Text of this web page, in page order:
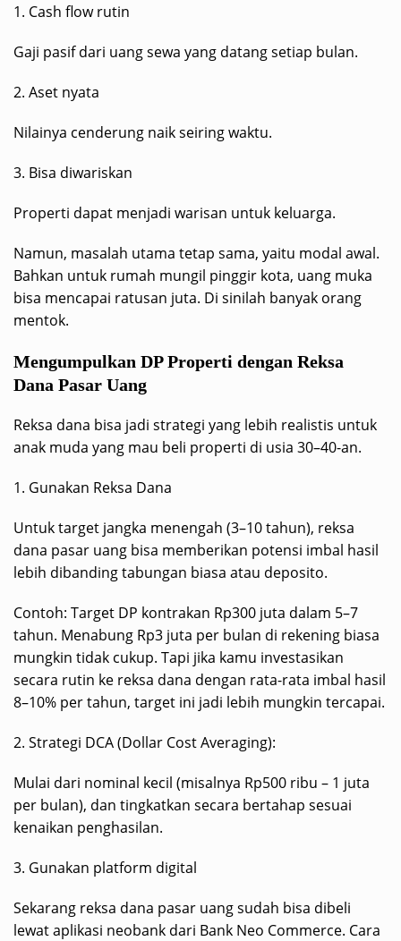
1. Cash flow rutin
Gaji pasif dari uang sewa yang datang setiap bulan.
2. Aset nyata
Nilainya cenderung naik seiring waktu.
3. Bisa diwariskan
Properti dapat menjadi warisan untuk keluarga.
Namun, masalah utama tetap sama, yaitu modal awal.
Bahkan untuk rumah mungil pinggir kota, uang muka
bisa mencapai ratusan juta. Di sinilah banyak orang
mentok.
Mengumpulkan DP Properti dengan Reksa
Dana Pasar Uang
Reksa dana bisa jadi strategi yang lebih realistis untuk
anak muda yang mau beli properti di usia 30–40-an.
1. Gunakan Reksa Dana
Untuk target jangka menengah (3–10 tahun), reksa
dana pasar uang bisa memberikan potensi imbal hasil
lebih dibanding tabungan biasa atau deposito.
Contoh: Target DP kontrakan Rp300 juta dalam 5–7
tahun. Menabung Rp3 juta per bulan di rekening biasa
mungkin tidak cukup. Tapi jika kamu investasikan
secara rutin ke reksa dana dengan rata-rata imbal hasil
8–10% per tahun, target ini jadi lebih mungkin tercapai.
2. Strategi DCA (Dollar Cost Averaging):
Mulai dari nominal kecil (misalnya Rp500 ribu – 1 juta
per bulan), dan tingkatkan secara bertahap sesuai
kenaikan penghasilan.
3. Gunakan platform digital
Sekarang reksa dana pasar uang sudah bisa dibeli
lewat aplikasi neobank dari Bank Neo Commerce. Cara